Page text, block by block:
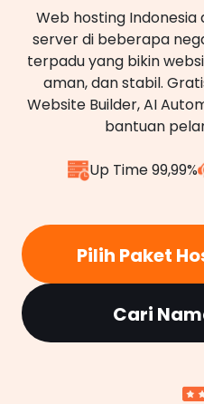
Web hosting Indonesia
server di beberapa
terpadu yang bikin
aman, dan stabil.
Website Builder, AI
bantuan
Up Time 99,99%
Pilih Paket
Cari